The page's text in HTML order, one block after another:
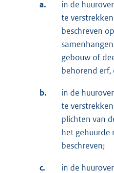
a.
in de
te
beschreven
gebouw of
behorend erf,
b.
in de
te
plichten van
het gehuurde
beschreven;
c.
in de